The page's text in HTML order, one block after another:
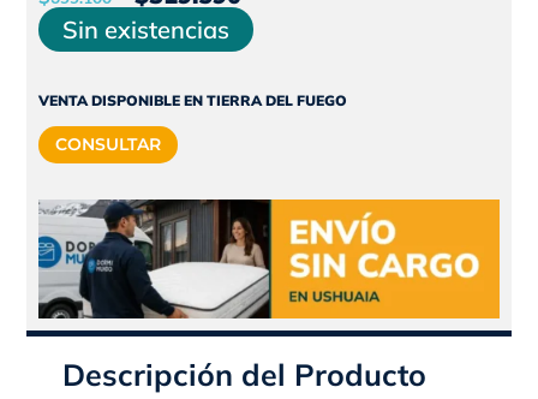
precio
original
era:
$355.100.
precio
actual
es:
Sin existencias
VENTA DISPONIBLE EN TIERRA DEL FUEGO
CONSULTAR
Descripción del Producto